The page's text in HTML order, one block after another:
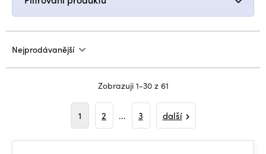
Nejprodávanější
Zobrazuji 1-30 z 61
1 2 ... 3 další